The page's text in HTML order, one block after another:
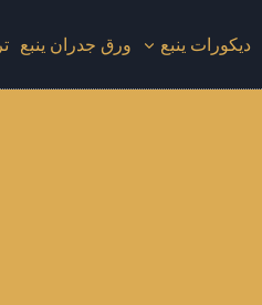
ديكورات ينبع ورق جدران ينبع